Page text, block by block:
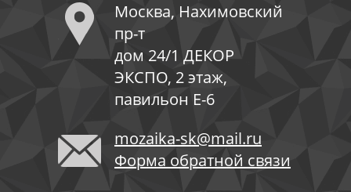
Москва, Нахимовский
пр-т
дом 24/1 ДЕКОР
ЭКСПО, 2 этаж,
павильон Е-6
mozaika-sk@mail.ru
Форма обратной связи